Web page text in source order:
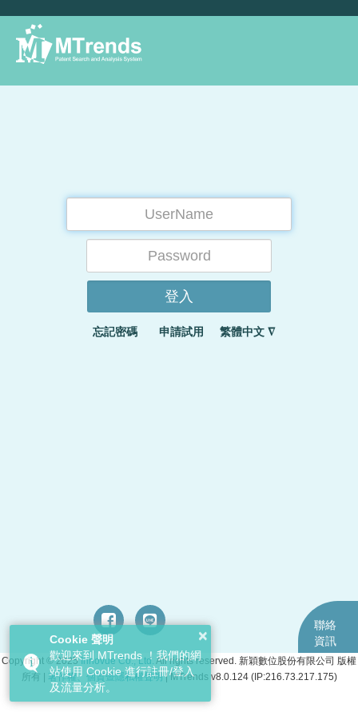
忘記密碼 申請試用 繁體中文 ∇
聯絡
資訊
桃園
Copyright © 2025Innovue Co., Ltd. All rights reserved. 新穎數位股份有限公司 版權
所有 | 著作權、個資暨隱私權聲明|MTrends v8.0.124(IP:216.73.217.175)
×
Cookie 聲明
歡迎來到 MTrends ！我們的網
站使用 Cookie 進行註冊/登入
及流量分析。